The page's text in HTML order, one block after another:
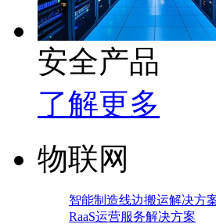
安全产品
了解更多
物联网
智能制造线边搬运解决方
RaaS运营服务解决方案